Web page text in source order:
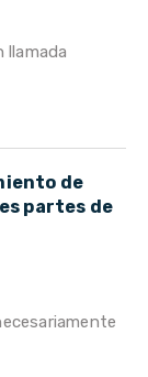
llamada
de
partes de